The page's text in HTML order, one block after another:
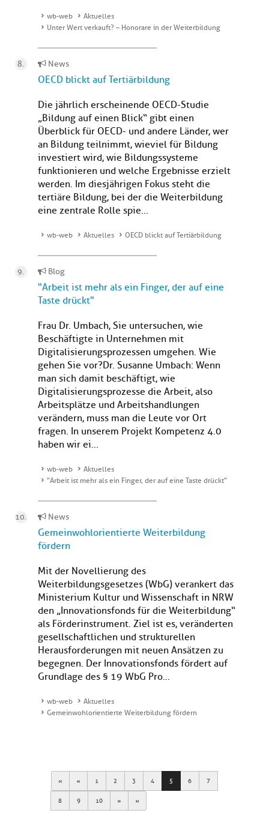
wb-web
Aktuelles
Unter Wert verkauft? – Honorare in der Weiterbildung
News
OECD blickt auf Tertiärbildung
Die jährlich erscheinende OECD-Studie
„Bildung auf einen Blick“ gibt einen
Überblick für OECD- und andere Länder, wer
an Bildung teilnimmt, wieviel für Bildung
investiert wird, wie Bildungssysteme
funktionieren und welche Ergebnisse erzielt
werden. Im diesjährigen Fokus steht die
tertiäre Bildung, bei der die Weiterbildung
eine zentrale Rolle spie...
wb-web Aktuelles OECD blickt auf Tertiärbildung
Blog
"Arbeit ist mehr als ein Finger, der auf eine
Taste drückt"
Frau Dr. Umbach, Sie untersuchen, wie
Beschäftigte in Unternehmen mit
Digitalisierungsprozessen umgehen. Wie
gehen Sie vor?Dr. Susanne Umbach: Wenn
man sich damit beschäftigt, wie
Digitalisierungsprozesse die Arbeit, also
Arbeitsplätze und Arbeitshandlungen
verändern, muss man die Leute vor Ort
fragen. In unserem Projekt Kompetenz 4.0
haben wir ei...
wb-web
Aktuelles
"Arbeit ist mehr als ein Finger, der auf eine Taste drückt"
News
Gemeinwohlorientierte Weiterbildung
fördern
Mit der Novellierung des
Weiterbildungsgesetzes (WbG) verankert das
Ministerium Kultur und Wissenschaft in NRW
den „Innovationsfonds für die Weiterbildung“
als Förderinstrument. Ziel ist es, veränderten
gesellschaftlichen und strukturellen
Herausforderungen mit neuen Ansätzen zu
begegnen. Der Innovationsfonds fördert auf
Grundlage des § 19 WbG Pro...
wb-web
Aktuelles
Gemeinwohlorientierte Weiterbildung fördern
First Previous
1 2 3 4 5 6 7
8 9 10 Next Last